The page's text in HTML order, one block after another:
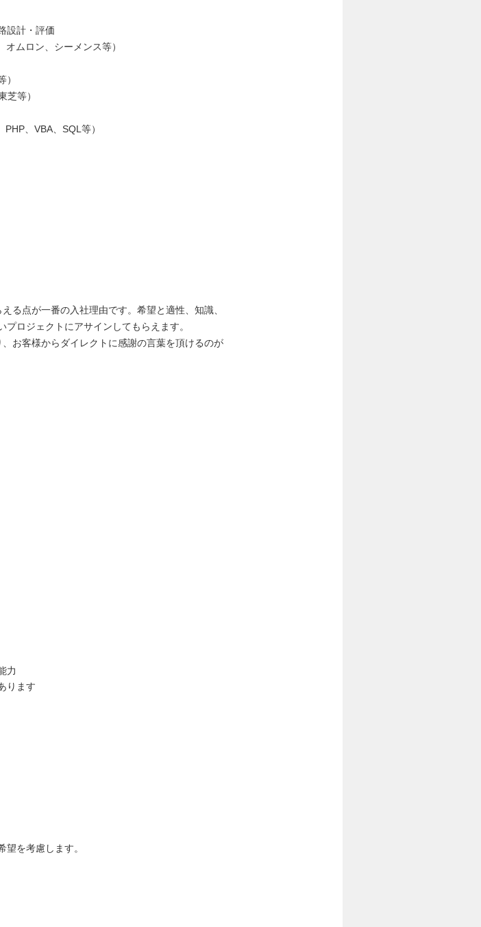
設計・評価
オムロン、シーメンス等）
）
芝等）
、VBA、SQL等）
る点が一番の入社理由です。希望と適性、知識、
ロジェクトにアサインしてもらえます。
お客様からダイレクトに感謝の言葉を頂けるのが
力
ります
を考慮します。